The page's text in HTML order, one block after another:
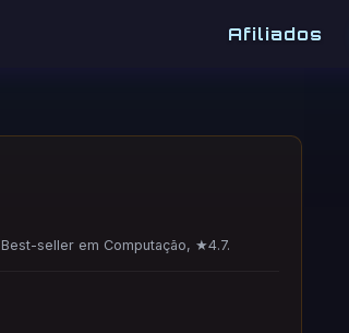
Afiliados
seller em Computação, ★4.7.